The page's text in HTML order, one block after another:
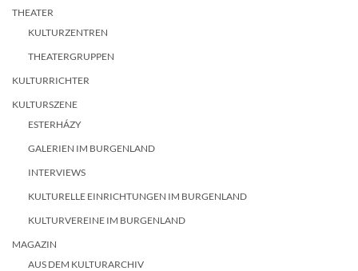
THEATER
KULTURZENTREN
THEATERGRUPPEN
KULTURRICHTER
KULTURSZENE
ESTERHÁZY
GALERIEN IM BURGENLAND
INTERVIEWS
KULTURELLE EINRICHTUNGEN IM BURGENLAND
KULTURVEREINE IM BURGENLAND
MAGAZIN
AUS DEM KULTURARCHIV